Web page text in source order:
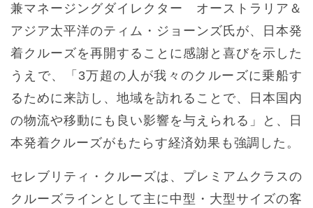
兼マネージングダイレクター オーストラリア＆
アジア太平洋のティム・ジョーンズ氏が、日本発
着クルーズを再開することに感謝と喜びを示した
うえで、「3万超の人が我々のクルーズに乗船す
るために来訪し、地域を訪れることで、日本国内
の物流や移動にも良い影響を与えられる」と、日
本発着クルーズがもたらす経済効果も強調した。
セレブリティ・クルーズは、プレミアムクラスの
クルーズラインとして主に中型・大型サイズの客